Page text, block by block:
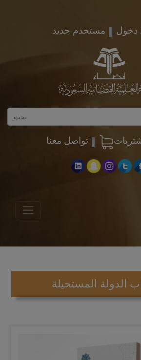
مستخدم جديد دخول
تواصل معنا
الدولة المستحيلة